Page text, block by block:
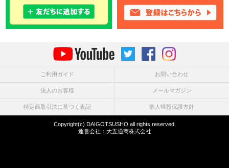
ご利用ガイド お問い合わせ
法人のお客様 メールマガジン
特定商取引法に基づく表記 個人情報保護方針
Copyright(c) DAIGOTSUSHO all rights reserved.
運営会社： 大五通商株式会社